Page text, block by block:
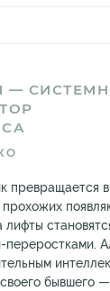
превращается в
прохожих
лифты
бывшего